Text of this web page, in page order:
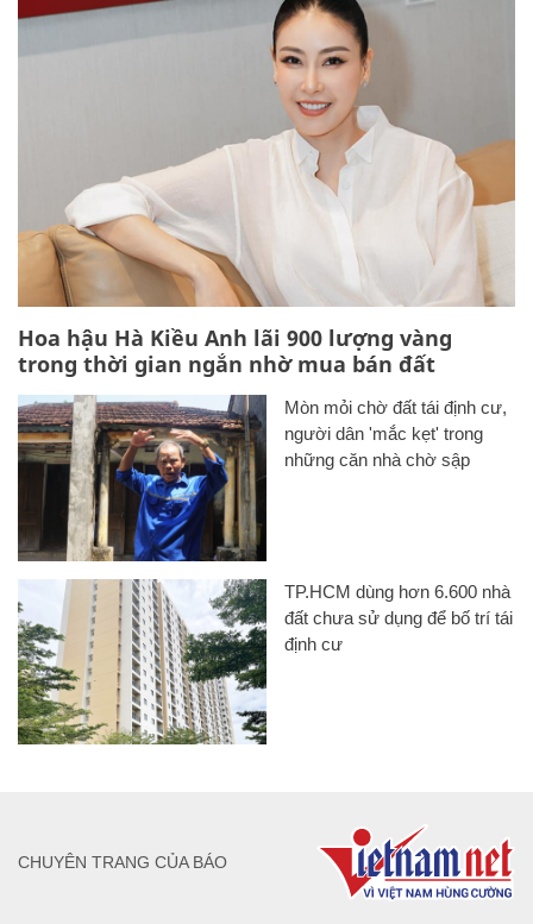
Hoa hậu Hà Kiều Anh lãi 900 lượng vàng
trong thời gian ngắn nhờ mua bán đất
Mòn mỏi chờ đất tái định cư,
người dân 'mắc kẹt' trong
những căn nhà chờ sập
TP.HCM dùng hơn 6.600 nhà
đất chưa sử dụng để bố trí tái
định cư
CHUYÊN TRANG CỦA BÁO